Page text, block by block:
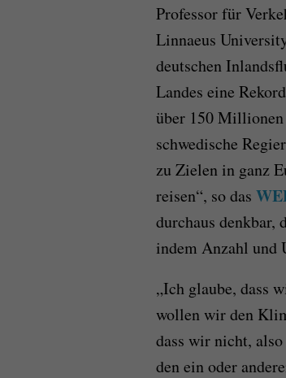
Professor für
Linnaeus
deutschen
Landes eine
über 150
schwedische
zu Zielen in ganz
reisen“, so das
durchaus denkbar,
indem Anzahl und
„Ich glaube, dass
wollen wir den
dass wir nicht,
den ein oder